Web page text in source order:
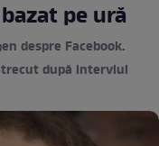
pe ură
despre Facebook.
după interviul